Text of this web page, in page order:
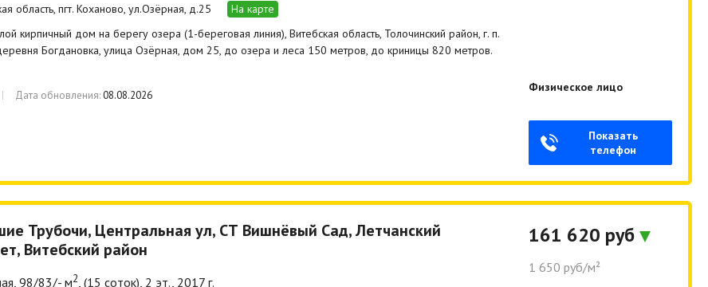
область, пгт. Коханово, ул.Озёрная, д.25
На карте
кирпичный дом на берегу озера (1-береговая линия), Витебская область, Толочинский район, г. п.
Богдановка, улица Озёрная, дом 25, до озера и леса 150 метров, до криницы 820 метров.
Дата обновления:08.08.2026
Физическое лицо
Показать
телефон
Трубочи, Центральная ул, СТ Вишнёвый Сад, Летчанский
Витебский район
98/83/- м2 , (15 соток), 2 эт., 2017 г.
161 620 руб
1 650 руб/м²